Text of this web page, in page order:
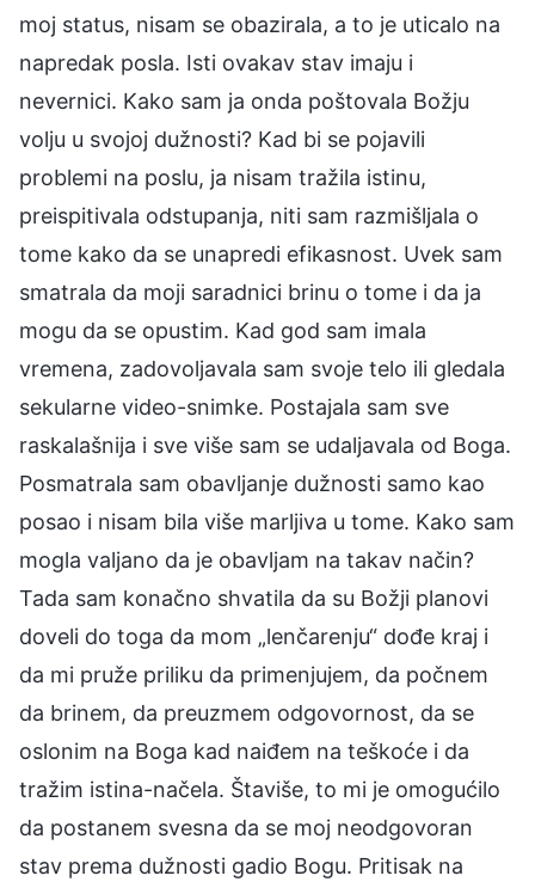
moj status, nisam se obazirala, a to je uticalo na
napredak posla. Isti ovakav stav imaju i
nevernici. Kako sam ja onda poštovala Božju
volju u svojoj dužnosti? Kad bi se pojavili
problemi na poslu, ja nisam tražila istinu,
preispitivala odstupanja, niti sam razmišljala o
tome kako da se unapredi efikasnost. Uvek sam
smatrala da moji saradnici brinu o tome i da ja
mogu da se opustim. Kad god sam imala
vremena, zadovoljavala sam svoje telo ili gledala
sekularne video-snimke. Postajala sam sve
raskalašnija i sve više sam se udaljavala od Boga.
Posmatrala sam obavljanje dužnosti samo kao
posao i nisam bila više marljiva u tome. Kako sam
mogla valjano da je obavljam na takav način?
Tada sam konačno shvatila da su Božji planovi
doveli do toga da mom „lenčarenju“ dođe kraj i
da mi pruže priliku da primenjujem, da počnem
da brinem, da preuzmem odgovornost, da se
oslonim na Boga kad naiđem na teškoće i da
tražim istina-načela. Štaviše, to mi je omogućilo
da postanem svesna da se moj neodgovoran
stav prema dužnosti gadio Bogu. Pritisak na